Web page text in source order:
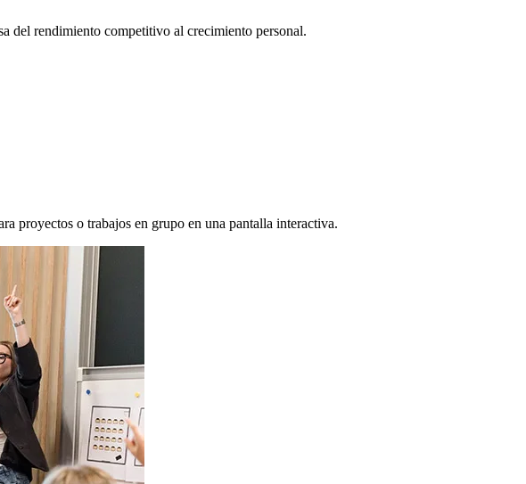
del rendimiento competitivo al crecimiento personal.
proyectos o trabajos en grupo en una pantalla interactiva.